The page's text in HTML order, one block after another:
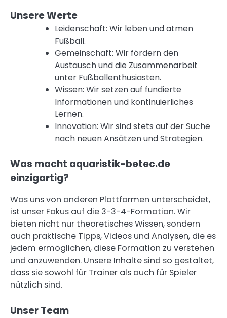
Unsere Werte
Leidenschaft: Wir leben und atmen
Fußball.
Gemeinschaft: Wir fördern den
Austausch und die Zusammenarbeit
unter Fußballenthusiasten.
Wissen: Wir setzen auf fundierte
Informationen und kontinuierliches
Lernen.
Innovation: Wir sind stets auf der Suche
nach neuen Ansätzen und Strategien.
Was macht aquaristik-betec.de
einzigartig?
Was uns von anderen Plattformen unterscheidet,
ist unser Fokus auf die 3-3-4-Formation. Wir
bieten nicht nur theoretisches Wissen, sondern
auch praktische Tipps, Videos und Analysen, die es
jedem ermöglichen, diese Formation zu verstehen
und anzuwenden. Unsere Inhalte sind so gestaltet,
dass sie sowohl für Trainer als auch für Spieler
nützlich sind.
Unser Team